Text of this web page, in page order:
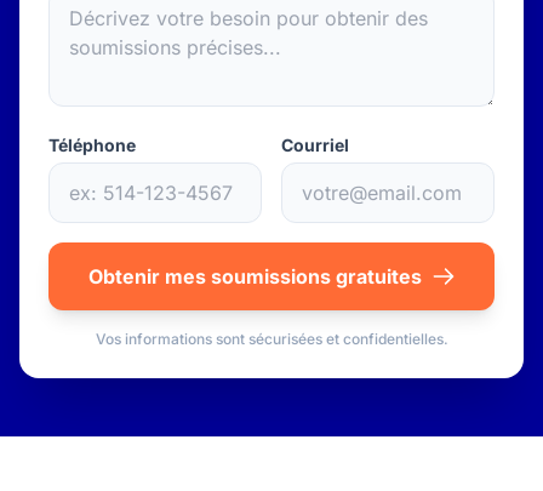
Téléphone Courriel
Obtenir mes soumissions gratuites
Vos informations sont sécurisées et confidentielles.